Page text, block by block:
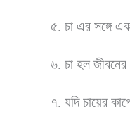
৫. চা এর সঙ্গে
৬. চা হল
৭. যদি চায়ের